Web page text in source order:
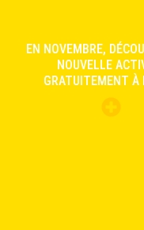
EN NOVEMBRE,
NOUVELLE
GRATUITEMENT À